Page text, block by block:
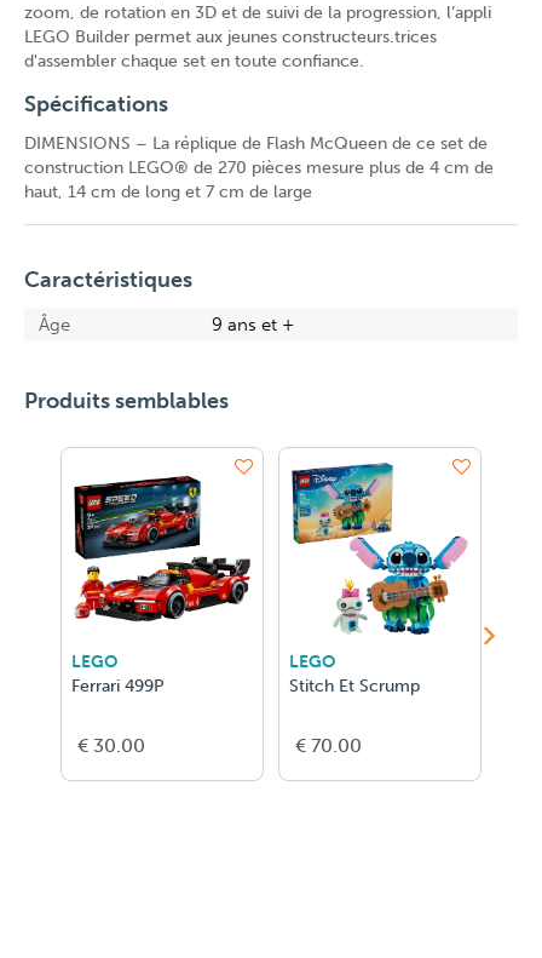
zoom, de rotation en 3D et de suivi de la progression, l’appli
LEGO Builder permet aux jeunes constructeurs.trices
d'assembler chaque set en toute confiance.
Spécifications
DIMENSIONS – La réplique de Flash McQueen de ce set de
construction LEGO® de 270 pièces mesure plus de 4 cm de
haut, 14 cm de long et 7 cm de large
Caractéristiques
Âge 9 ans et +
Produits semblables
LEGO
Ferrari 499P
€ 30.00
LEGO
Stitch Et Scrump
€ 70.00